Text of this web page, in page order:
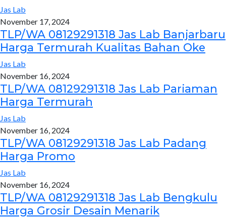
Jas Lab
November 17, 2024
TLP/WA 08129291318 Jas Lab Banjarbaru
Harga Termurah Kualitas Bahan Oke
Jas Lab
November 16, 2024
TLP/WA 08129291318 Jas Lab Pariaman
Harga Termurah
Jas Lab
November 16, 2024
TLP/WA 08129291318 Jas Lab Padang
Harga Promo
Jas Lab
November 16, 2024
TLP/WA 08129291318 Jas Lab Bengkulu
Harga Grosir Desain Menarik